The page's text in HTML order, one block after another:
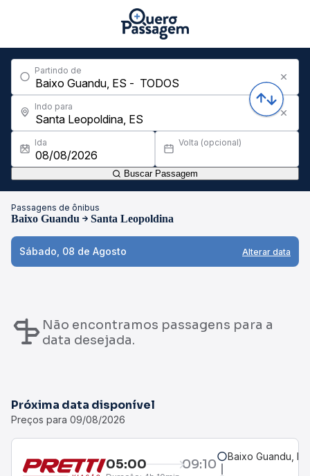
Partindo de
Indo para
Ida Volta (opcional)
Buscar Passagem
Passagens de ônibus
Baixo Guandu Santa Leopoldina
Sábado, 08 de Agosto Alterar data
Não encontramos passagens para a
data desejada.
Próxima data disponível
Preços para 09/08/2026
05:00 09:10 Baixo Guandu,